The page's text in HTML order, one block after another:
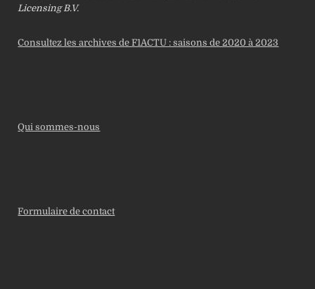
Licensing B.V.
Consultez les archives de F1ACTU : saisons de 2020 à 2023
Qui sommes-nous
Formulaire de contact